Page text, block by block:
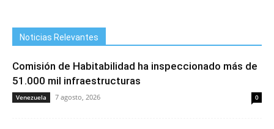
Noticias Relevantes
Comisión de Habitabilidad ha inspeccionado más de
51.000 mil infraestructuras
Venezuela 7 agosto, 2026 0